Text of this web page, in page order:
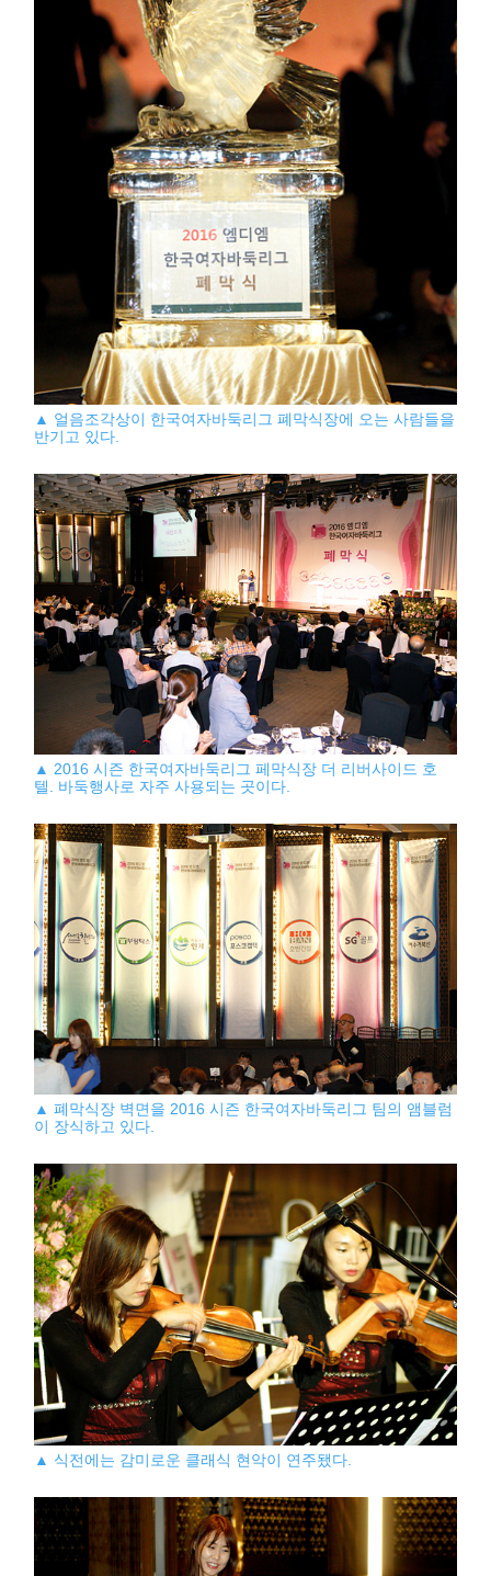
▲ 얼음조각상이 한국여자바둑리그 폐막식장에 오는 사람들을
반기고 있다.
▲ 2016 시즌 한국여자바둑리그 페막식장 더 리버사이드 호
텔. 바둑행사로 자주 사용되는 곳이다.
▲ 폐막식장 벽면을 2016 시즌 한국여자바둑리그 팀의 앰블럼
이 장식하고 있다.
▲ 식전에는 감미로운 클래식 현악이 연주됐다.